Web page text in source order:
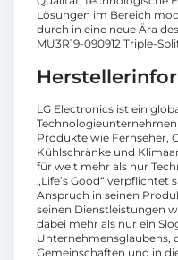
Lösungen im Bereich
durch in eine neue Ära
MU3R19-090912 Triple-
LG Electronics ist ein
Produkte wie Fernseher,
Kühlschränke und
für weit mehr als nur
„Life’s Good“
Anspruch in seinen
seinen Dienstleistungen
dabei mehr als nur ein
Unternehmensglaubens,
Gemeinschaften und in